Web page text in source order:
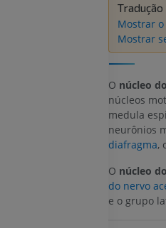
Mostrar
Mostrar
O núcleo
núcleos
medula
neurônios
diafragma,
O núcleo
do nervo
e o grupo